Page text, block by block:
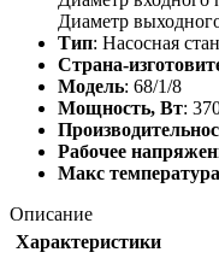
Диаметр
Тип: Насосная
Страна-
Модель: 68/1/8
Мощность, Вт:
Рабочее
Макс
Описание
Характеристики